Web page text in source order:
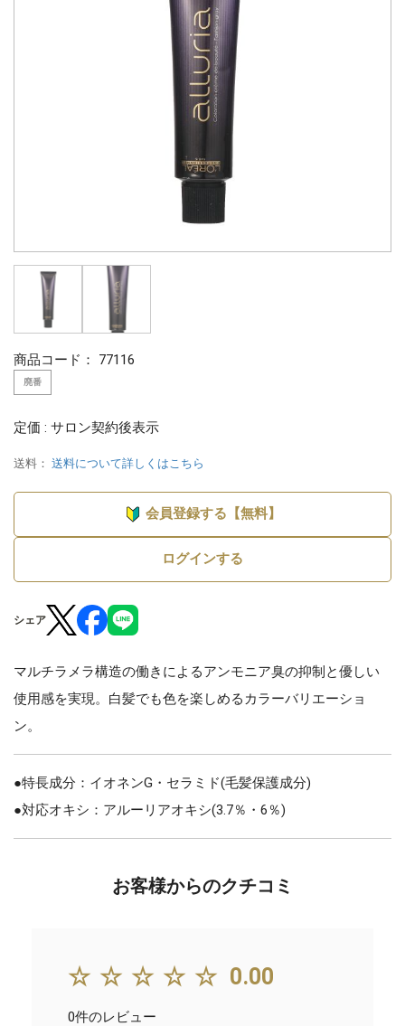
商品コード： 77116
廃番
定価 : サロン契約後表示
送料： 送料について詳しくはこちら
会員登録する【無料】
ログインする
シェア
マルチラメラ構造の働きによるアンモニア臭の抑制と優しい
使用感を実現。白髪でも色を楽しめるカラーバリエーショ
ン。
●特長成分：イオネンG・セラミド(毛髪保護成分)
●対応オキシ：アルーリアオキシ(3.7％・6％)
お客様からのクチコミ
☆☆☆☆☆ 0.00
0件のレビュー